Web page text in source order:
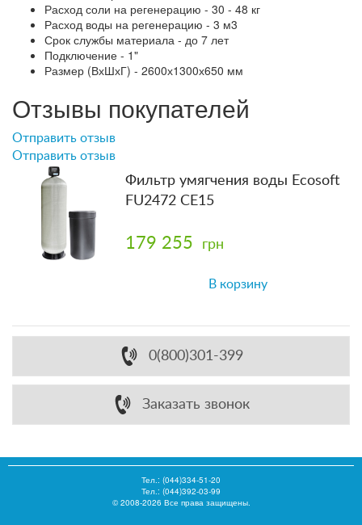
Расход соли на регенерацию - 30 - 48 кг
Расход воды на регенерацию - 3 м3
Срок службы материала - до 7 лет
Подключение - 1"
Размер (ВхШхГ) - 2600х1300х650 мм
Отзывы покупателей
Отправить отзыв
Отправить отзыв
Фильтр умягчения воды Ecosoft
FU2472 CE15
179 255 грн
В корзину
0(800)301-399
Заказать звонок
Тел.: (044)334-51-20
Тел.: (044)392-03-99
© 2008-2026 Все права защищены.